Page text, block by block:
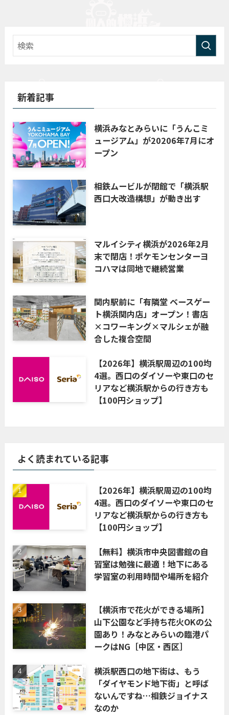
新着記事
横浜みなとみらいに「うんこミ
ュージアム」が20206年7月にオ
ープン
相鉄ムービルが閉館で「横浜駅
西口大改造構想」が動き出す
マルイシティ横浜が2026年2月
末で閉店！ポケモンセンターヨ
コハマは同地で継続営業
関内駅前に「有隣堂 ベースゲー
ト横浜関内店」オープン！書店
×コワーキング×マルシェが融
合した複合空間
【2026年】横浜駅周辺の100均
4選。西口のダイソーや東口のセ
リアなど横浜駅からの行き方も
【100円ショップ】
よく読まれている記事
【2026年】横浜駅周辺の100均
4選。西口のダイソーや東口のセ
リアなど横浜駅からの行き方も
【100円ショップ】
【無料】横浜市中央図書館の自
習室は勉強に最適！地下にある
学習室の利用時間や場所を紹介
【横浜市で花火ができる場所】
山下公園など手持ち花火OKの公
園あり！みなとみらいの臨港パ
ークはNG［中区・西区］
横浜駅西口の地下街は、もう
「ダイヤモンド地下街」と呼ば
ないんですね…相鉄ジョイナス
なのか